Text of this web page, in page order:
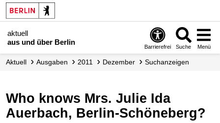
aktuell
aus und über Berlin
Barrierefrei Suche Menü
aktuell Ausgaben 2011 Dezember Suchanzeigen
Who knows Mrs. Julie Ida
Auerbach, Berlin-Schöneberg?